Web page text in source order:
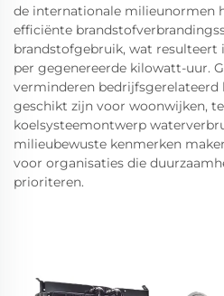
de internationale milieunormen
efficiënte
brandstofgebruik, wat
per gegenereerde kilowatt-uur.
verminderen bedrijfsgerelateerd
geschikt zijn voor woonwijken,
koelsysteemontwerp
milieubewuste kenmerken
voor organisaties die
prioriteren.